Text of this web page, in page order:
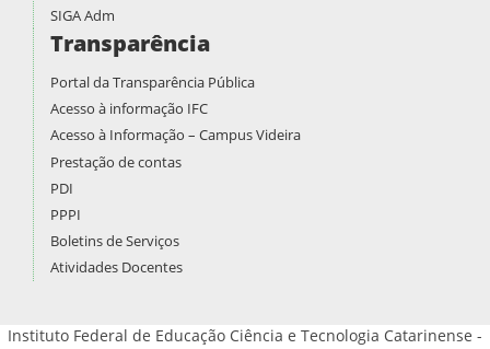
SIGA Adm
Transparência
Portal da Transparência Pública
Acesso à informação IFC
Acesso à Informação – Campus Videira
Prestação de contas
PDI
PPPI
Boletins de Serviços
Atividades Docentes
Instituto Federal de Educação Ciência e Tecnologia Catarinense -